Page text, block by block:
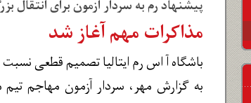
پیشنهاد رم به سردار آزمون برای انتقال
مذاکرات مهم آغاز شد
باشگاه آ اس رم ایتالیا تصمیم قطعی نسبت
به گزارش مهر، سردار آزمون مهاجم